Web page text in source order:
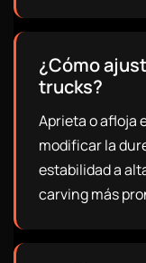
¿Cómo
trucks?
Aprieta o afloja
modificar la
estabilidad a
carving más